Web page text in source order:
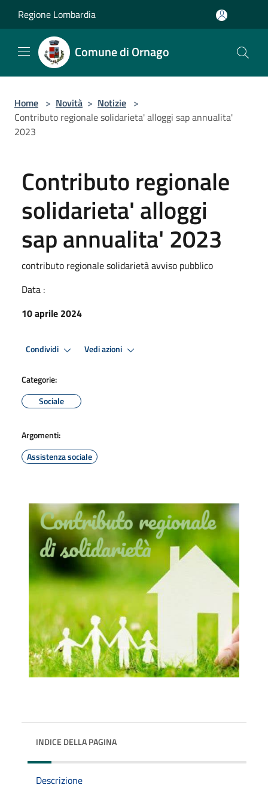
Regione Lombardia
Comune di Ornago
Home > Novità > Notizie >
Contributo regionale solidarieta' alloggi sap annualita'
2023
Contributo regionale
solidarieta' alloggi
sap annualita' 2023
contributo regionale solidarietà avviso pubblico
Data :
10 aprile 2024
Condividi Vedi azioni
Categorie:
Sociale
Argomenti:
Assistenza sociale
INDICE DELLA PAGINA
Descrizione